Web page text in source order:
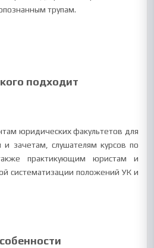
трупам.
подходит
юридических факультетов для
и зачетам, слушателям курсов по
практикующим юристам и
систематизации положений УК и